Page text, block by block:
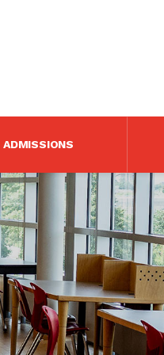
ADMISSIONS